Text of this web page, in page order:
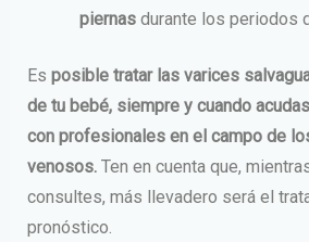
piernasdurante los periodos
Es posible tratar las varices
de tu bebé, siempre y cuando
con profesionales en el campo de
venosos.Ten en cuenta que,
consultes, más llevadero será el
pronóstico.